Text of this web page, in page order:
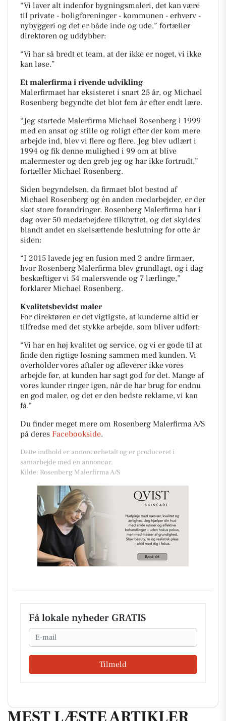
“Vi laver alt indenfor bygningsmaleri, det kan være
til private - boligforeninger - kommunen - erhverv -
nybyggeri og det er både inde og ude,” fortæller
direktøren og uddybber:
“Vi har så bredt et team, at der ikke er noget, vi ikke
kan løse.”
Et malerfirma i rivende udvikling
Malerfirmaet har eksisteret i snart 25 år, og Michael
Rosenberg begyndte det blot fem år efter endt lære.
“Jeg startede Malerfirma Michael Rosenberg i 1999
med en ansat og stille og roligt efter der kom mere
arbejde ind, blev vi flere og flere. Jeg blev udlært i
1994 og fik denne mulighed i 99 om at blive
malermester og den greb jeg og har ikke fortrudt,”
fortæller Michael Rosenberg.
Siden begyndelsen, da firmaet blot bestod af
Michael Rosenberg og én anden medarbejder, er der
sket store forandringer. Rosenberg Malerfirma har i
dag over 50 medarbejdere tilknyttet, og det skyldes
blandt andet en skelsættende beslutning for otte år
siden:
“I 2015 lavede jeg en fusion med 2 andre firmaer,
hvor Rosenberg Malerfirma blev grundlagt, og i dag
beskæftiger vi 54 malersvende og 7 lærlinge,”
forklarer Michael Rosenberg.
Kvalitetsbevidst maler
For direktøren er det vigtigste, at kunderne altid er
tilfredse med det stykke arbejde, som bliver udført:
“Vi har en høj kvalitet og service, og vi er gode til at
finde den rigtige løsning sammen med kunden. Vi
overholder vores aftaler og afleverer ikke vores
arbejde før, at kunden har sagt god for det. Mange af
vores kunder ringer igen, når de har brug for endnu
en god maler, og det er den bedste reklame, vi kan
få."
Du finder meget mere om Rosenberg Malerfirma A/S
på deres Facebookside.
Dette indhold er annoncørbetalt og er produceret i
samarbejde med en annoncør.
Kilde: Rosenberg Malerfirma A/S
Få lokale nyheder GRATIS
Email
Tilmeld